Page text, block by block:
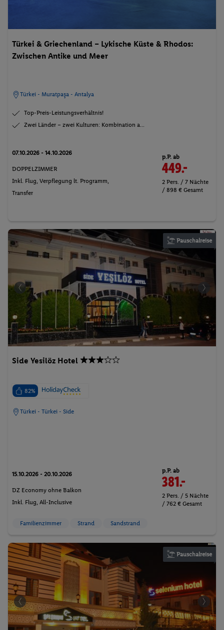
Türkei & Griechenland – Lykische Küste & Rhodos:
Zwischen Antike und Meer
Türkei - Muratpaşa - Antalya
Top-Preis-Leistungsverhältnis!
Zwei Länder – zwei Kulturen: Kombination a...
07.10.2026 - 14.10.2026
DOPPELZIMMER
Inkl. Flug, Verpflegung lt. Programm,
Transfer
p.P. ab
449.-
2 Pers. / 7 Nächte
/ 898 € Gesamt
Pauschalreise
Side Yesilöz Hotel
82%
Türkei - Türkei - Side
15.10.2026 - 20.10.2026
DZ Economy ohne Balkon
Inkl. Flug, All-Inclusive
p.P. ab
381.-
2 Pers. / 5 Nächte
/ 762 € Gesamt
Familienzimmer Strand Sandstrand
Pauschalreise